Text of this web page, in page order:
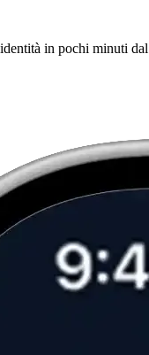
in pochi minuti dal